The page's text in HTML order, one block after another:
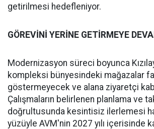
getirilmesi hedefleniyor.
GÖREVİNİ YERİNE GETİRMEYE
Modernizasyon süreci boyunca
kompleksi bünyesindeki mağazalar
göstermeyecek ve alana ziyaretçi
Çalışmaların belirlenen planlama ve
doğrultusunda kesintisiz ilerlemesi
yüzüyle AVM'nin 2027 yılı içerisinde